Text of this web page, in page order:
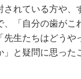
されている方や、
、「自分の歯がこ
先生たちはどうや
」と疑問に思った